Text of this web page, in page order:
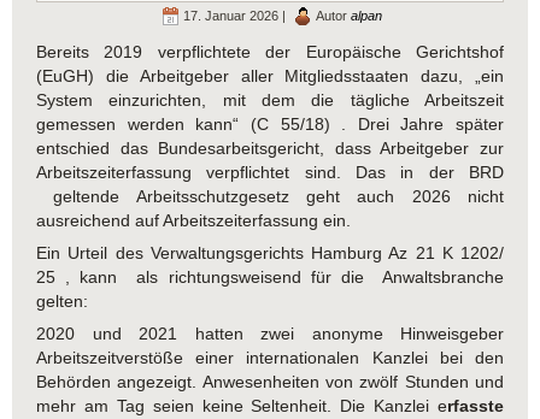
17. Januar 2026 | Autor alpan
Bereits 2019 verpflichtete der Europäische Gerichtshof
(EuGH) die Arbeitgeber aller Mitgliedsstaaten dazu, „ein
System einzurichten, mit dem die tägliche Arbeitszeit
gemessen werden kann“ (C 55/18) . Drei Jahre später
entschied das Bundesarbeitsgericht, dass Arbeitgeber zur
Arbeitszeiterfassung verpflichtet sind. Das in der BRD
geltende Arbeitsschutzgesetz geht auch 2026 nicht
ausreichend auf Arbeitszeiterfassung ein.
Ein Urteil des Verwaltungsgerichts Hamburg Az 21 K 1202/
25 , kann als richtungsweisend für die Anwaltsbranche
gelten:
2020 und 2021 hatten zwei anonyme Hinweisgeber
Arbeitszeitverstöße einer internationalen Kanzlei bei den
Behörden angezeigt. Anwesenheiten von zwölf Stunden und
mehr am Tag seien keine Seltenheit. Die Kanzlei erfasste